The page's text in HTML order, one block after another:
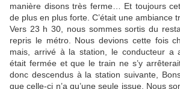
manière disons très ferme… Et toujours
de plus en plus forte. C’était une ambiance
Vers 23 h 30, nous sommes sortis du
repris le métro. Nous devions cette fois
mais, arrivé à la station, le conducteur a
était fermée et que le train ne s’y
donc descendus à la station suivante,
que celle-ci n’a qu’une seule issue. Nous